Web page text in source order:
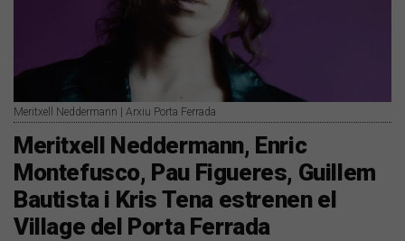
Meritxell Neddermann | Arxiu Porta Ferrada
​Meritxell Neddermann, Enric
Montefusco, Pau Figueres, Guillem
Bautista i Kris Tena estrenen el
Village del Porta Ferrada